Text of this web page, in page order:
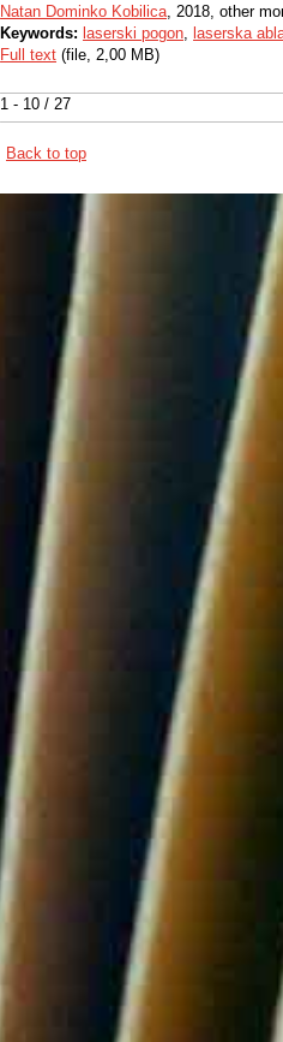
1 - 10 / 27
Natan Dominko Kobilica, 2018, other
Keywords: laserski pogon, laserska
Full text (file, 2,00 MB)
Back to top